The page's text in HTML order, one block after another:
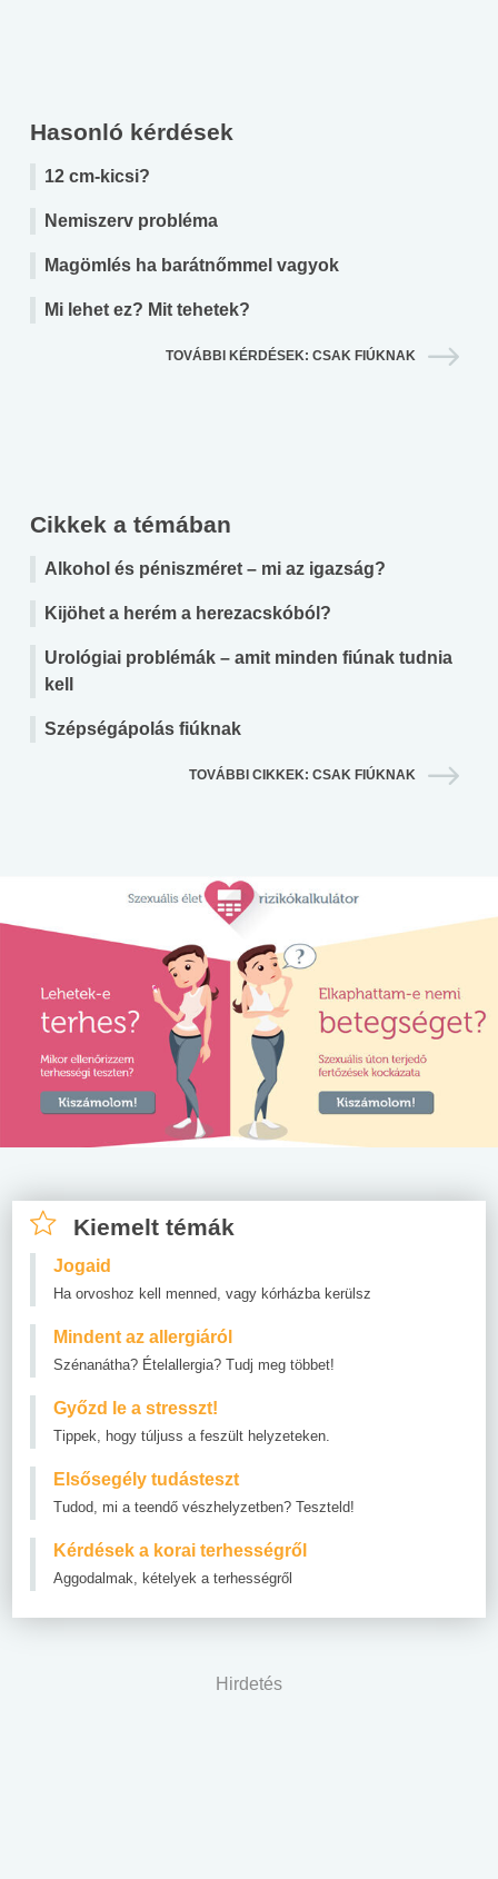
Hasonló kérdések
12 cm-kicsi?
Nemiszerv probléma
Magömlés ha barátnőmmel vagyok
Mi lehet ez? Mit tehetek?
TOVÁBBI KÉRDÉSEK: CSAK FIÚKNAK
Cikkek a témában
Alkohol és péniszméret – mi az igazság?
Kijöhet a herém a herezacskóból?
Urológiai problémák – amit minden fiúnak tudnia
kell
Szépségápolás fiúknak
TOVÁBBI CIKKEK: CSAK FIÚKNAK
Kiemelt témák
Jogaid
Ha orvoshoz kell menned, vagy kórházba kerülsz
Mindent az allergiáról
Szénanátha? Ételallergia? Tudj meg többet!
Győzd le a stresszt!
Tippek, hogy túljuss a feszült helyzeteken.
Elsősegély tudásteszt
Tudod, mi a teendő vészhelyzetben? Teszteld!
Kérdések a korai terhességről
Aggodalmak, kételyek a terhességről
Hirdetés